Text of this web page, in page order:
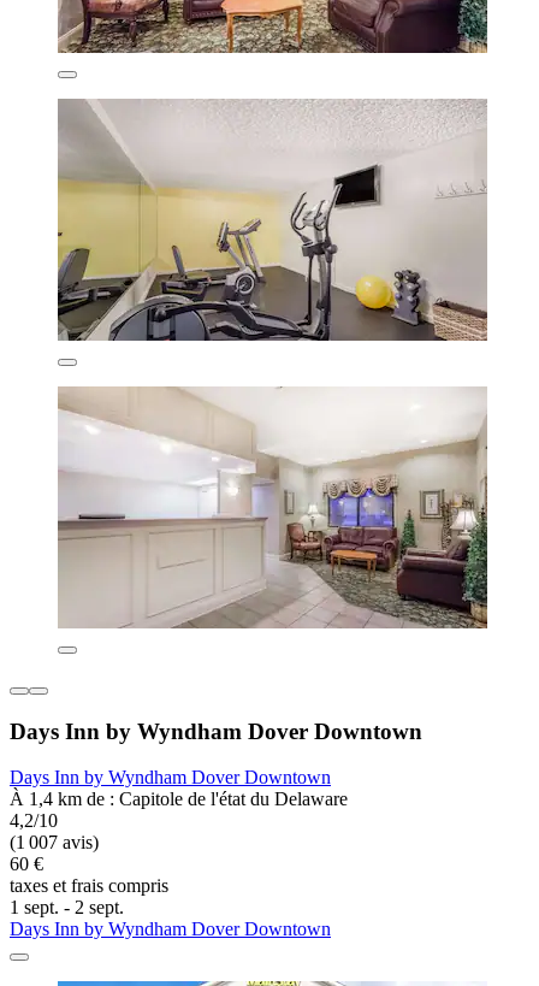
Days Inn by Wyndham Dover Downtown
Days Inn by Wyndham Dover Downtown
À 1,4 km de : Capitole de l'état du Delaware
4,2/10
(1 007 avis)
60 €
taxes et frais compris
1 sept. - 2 sept.
Days Inn by Wyndham Dover Downtown